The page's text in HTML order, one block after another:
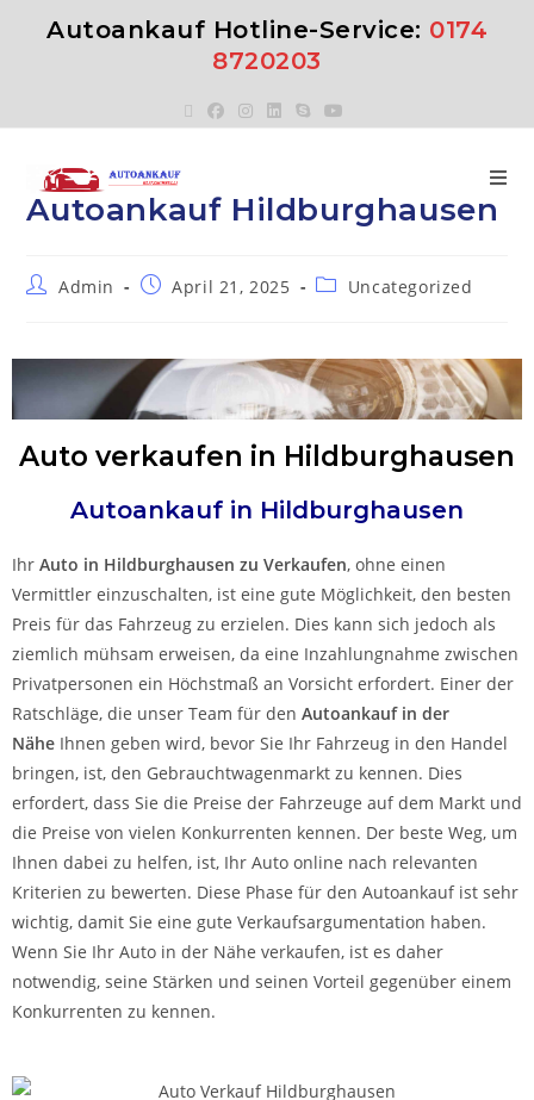
Autoankauf Hotline-Service: 0174
8720203
Autoankauf Hildburghausen
Admin April 21, 2025 Uncategorized
Auto verkaufen in Hildburghausen
Autoankauf in Hildburghausen
Ihr Auto in Hildburghausen zu Verkaufen, ohne einen
Vermittler einzuschalten, ist eine gute Möglichkeit, den besten
Preis für das Fahrzeug zu erzielen. Dies kann sich jedoch als
ziemlich mühsam erweisen, da eine Inzahlungnahme zwischen
Privatpersonen ein Höchstmaß an Vorsicht erfordert. Einer der
Ratschläge, die unser Team für den Autoankauf in der
Nähe Ihnen geben wird, bevor Sie Ihr Fahrzeug in den Handel
bringen, ist, den Gebrauchtwagenmarkt zu kennen. Dies
erfordert, dass Sie die Preise der Fahrzeuge auf dem Markt und
die Preise von vielen Konkurrenten kennen. Der beste Weg, um
Ihnen dabei zu helfen, ist, Ihr Auto online nach relevanten
Kriterien zu bewerten. Diese Phase für den Autoankauf ist sehr
wichtig, damit Sie eine gute Verkaufsargumentation haben.
Wenn Sie Ihr Auto in der Nähe verkaufen, ist es daher
notwendig, seine Stärken und seinen Vorteil gegenüber einem
Konkurrenten zu kennen.